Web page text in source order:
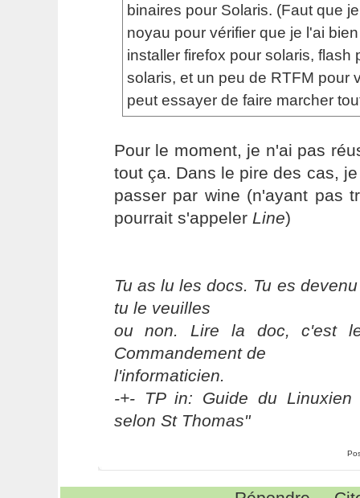
binaires pour Solaris. (Faut que
noyau pour vérifier que je l'ai
installer firefox pour solaris, flash
solaris, et un peu de RTFM pour
peut essayer de faire marcher
Pour le moment, je n'ai pas
tout ça. Dans le pire des cas,
passer par wine (n'ayant pas
pourrait s'appeler Line)
Tu as lu les docs. Tu es
tu le veuilles
ou non. Lire la doc, c'est
Commandement de
l'informaticien.
-+- TP in: Guide du Linuxien
selon St Thomas"